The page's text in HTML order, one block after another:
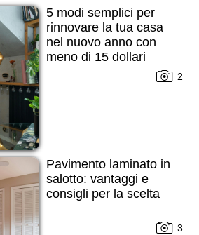
5 modi semplici per
rinnovare la tua casa
nel nuovo anno con
meno di 15 dollari
2
Pavimento laminato in
salotto: vantaggi e
consigli per la scelta
3